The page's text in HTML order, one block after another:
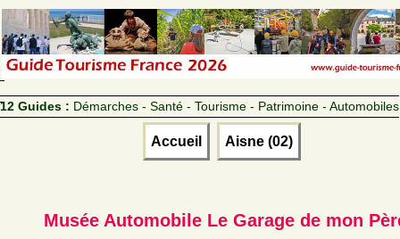
12 Guides : Démarches - Santé - Tourisme - Patrimoine - Automobiles
Accueil Aisne (02)
Musée Automobile Le Garage de mon